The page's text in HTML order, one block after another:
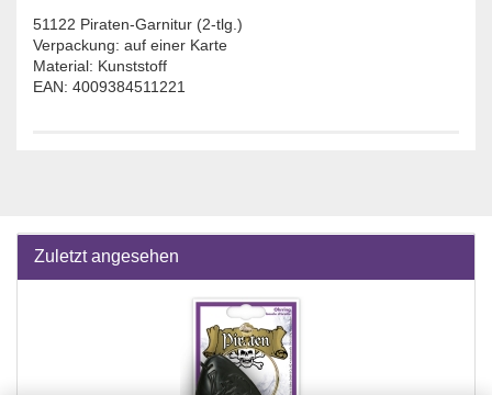
51122 Piraten-Garnitur (2-tlg.)
Verpackung: auf einer Karte
Material: Kunststoff
EAN: 4009384511221
Zuletzt angesehen